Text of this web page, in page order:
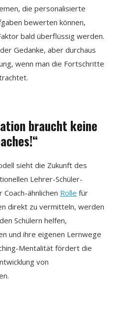
die personalisierte
bewerten können,
bald überflüssig werden.
Gedanke, aber durchaus
wenn man die Fortschritte
braucht keine
sieht die Zukunft des
Lehrer-Schüler-
ähnlichen Rolle für
direkt zu vermitteln, werden
Schülern helfen,
und ihre eigenen Lernwege
Mentalität fördert die
von